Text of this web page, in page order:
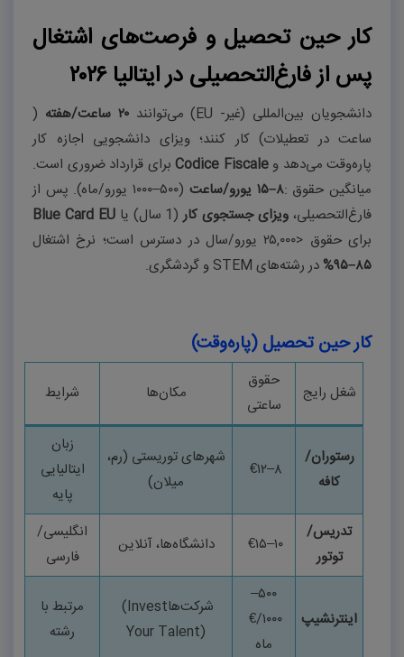
کار حین تحصیل و فرصت‌های اشتغال
پس از فارغ‌التحصیلی در ایتالیا ۲۰۲۶
دانشجویان بین‌المللی (غیر- EU
) می‌توانند۲۰ ساعت/هفته (
ساعت در تعطیلات) کار کنند؛ ویزای دانشجویی اجازه کار
پاره‌وقت می‌دهد وCodice Fiscale برای قرارداد ضروری است.
میانگین حقوق :۸–۱۵ یورو/ساعت (۵۰۰–۱۰۰۰ یورو/ماه). پس از
فارغ‌التحصیلی، ویزای جستجوی کار(1 سال) یاBlue Card EU
برای حقوق >۲۵,۰۰۰ یورو/سال در دسترس است؛ نرخ اشتغال
۸۵–۹۵% در رشته‌های STEM و گردشگری.
کار حین تحصیل (پاره‌وقت)
شغل رایج
حقوق
ساعتی
مکان‌ها شرایط
رستوران/
کافه
۸–۱۲€
شهرهای توریستی (رم،
میلان)
زبان
ایتالیایی
پایه
تدریس/
توتور
۱۰–۱۵€ دانشگاه‌ها، آنلاین
انگلیسی/
فارسی
اینترنشیپ
۵۰۰–
۱۰۰۰€/
ماه
شرکت‌ها(Invest
Your Talent)
مرتبط با
رشته